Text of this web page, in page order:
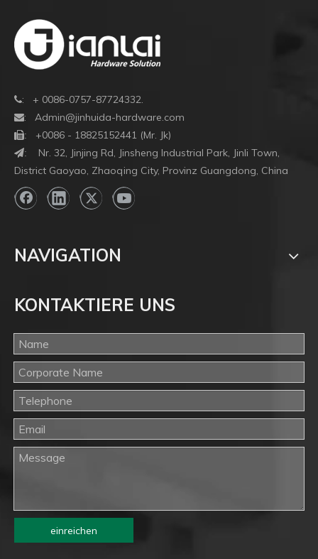
: + 0086-0757-87724332.
: Admin@jinhuida-hardware.com
: +0086 - 18825152441 (Mr. Jk)
: Nr. 32, Jinjing Rd, Jinsheng Industrial Park, Jinli Town,
District Gaoyao, Zhaoqing City, Provinz Guangdong, China
NAVIGATION
KONTAKTIERE UNS
einreichen